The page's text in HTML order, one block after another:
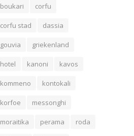
boukari corfu
corfu stad dassia
gouvia griekenland
hotel kanoni kavos
kommeno kontokali
korfoe messonghi
moraitika perama roda